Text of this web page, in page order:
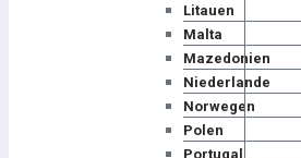
Litauen
Malta
Mazedonien
Niederlande
Norwegen
Polen
Portugal